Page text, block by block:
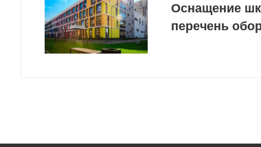
Оснащение
перечень